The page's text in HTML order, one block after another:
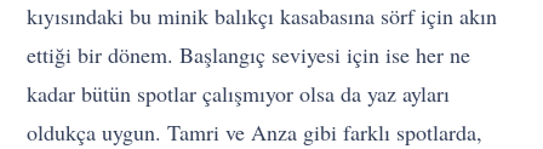
kıyısındaki bu minik balıkçı kasabasına sörf için akın
ettiği bir dönem. Başlangıç seviyesi için ise her ne
kadar bütün spotlar çalışmıyor olsa da yaz ayları
oldukça uygun. Tamri ve Anza gibi farklı spotlarda,